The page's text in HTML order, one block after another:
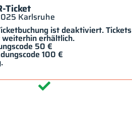
Ticket
Karlsruhe
ist deaktiviert. Tickets
erhältlich.
50 €
100 €